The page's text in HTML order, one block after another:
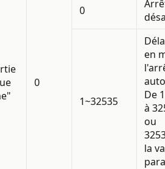
0
0
1~32535
en
De
à
ou
la